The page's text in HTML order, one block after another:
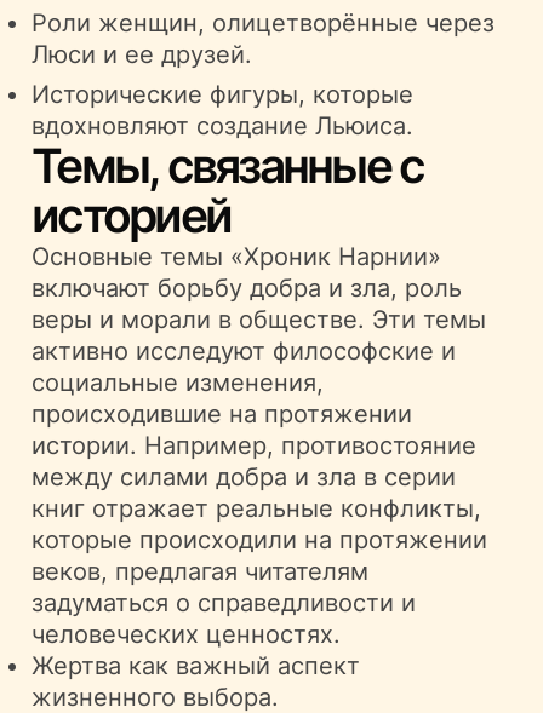
Роли женщин, олицетворённые через
Люси и ее друзей.
Исторические фигуры, которые
вдохновляют создание Льюиса.
Темы, связанные с
историей
Основные темы «Хроник Нарнии»
включают борьбу добра и зла, роль
веры и морали в обществе. Эти темы
активно исследуют философские и
социальные изменения,
происходившие на протяжении
истории. Например, противостояние
между силами добра и зла в серии
книг отражает реальные конфликты,
которые происходили на протяжении
веков, предлагая читателям
задуматься о справедливости и
человеческих ценностях.
Жертва как важный аспект
жизненного выбора.